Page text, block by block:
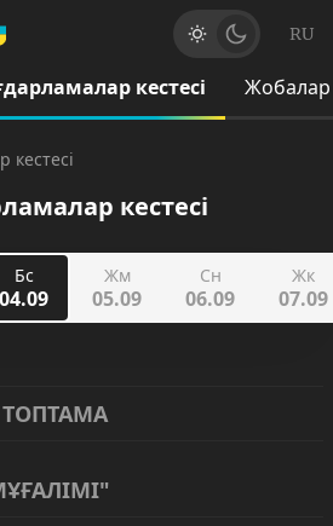
RU
кестесі Жобалар
кестесі
кестесі
Бс
04.09
Жм
05.09
Сн
06.09
Жк
07.09
ТОПТАМА